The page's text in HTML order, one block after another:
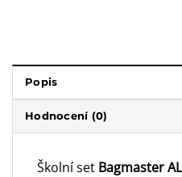
Popis
Hodnocení (0)
Školní set Bagmaster